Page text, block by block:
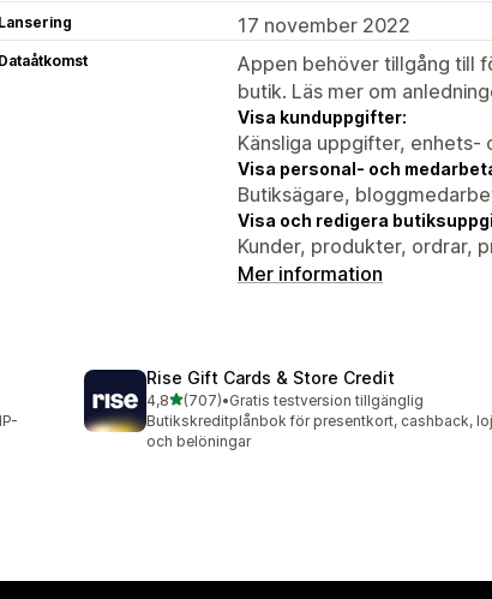
Lansering 17 november 2022
Dataåtkomst
Appen behöver tillgång till
butik. Läs mer om
Visa kunduppgifter:
Känsliga uppgifter,
Visa personal- och
Butiksägare,
Visa och redigera
Kunder, produkter, ordrar,
Mer information
Rise Gift Cards & Store Credit
4,8av 5 stjärnor
(707)
707 recensioner totalt
•Gratis testversion tillgänglig
Butikskreditplånbok för presentkort, cashback,
och belöningar